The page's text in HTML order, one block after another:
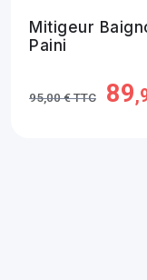
Mitigeur
Paini
95,00 € TTC 89